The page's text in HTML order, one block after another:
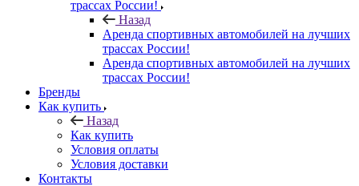
трассах России!
Назад
Аренда спортивных автомобилей на лучших
трассах России!
Аренда спортивных автомобилей на лучших
трассах России!
Бренды
Как купить
Назад
Как купить
Условия оплаты
Условия доставки
Контакты